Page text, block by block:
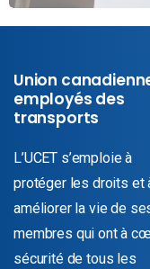
Union
employés des
transports
L’UCET s’emploie à
protéger les droits et
améliorer la vie de
membres qui ont à
sécurité de tous les